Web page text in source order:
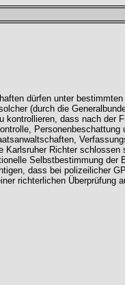
dürfen unter
(durch die
dass nach
Richter
Selbstbestimmung
dass bei polizeilicher
richterlichen